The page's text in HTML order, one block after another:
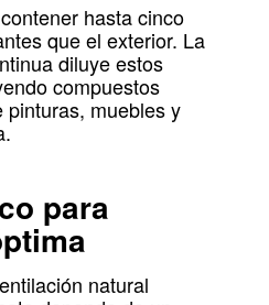
hasta cinco
que el exterior. La
diluye estos
compuestos
muebles y
para
natural